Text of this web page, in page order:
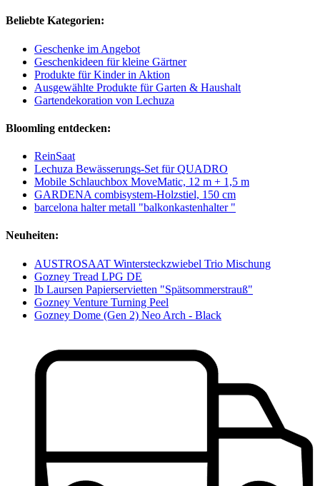
Beliebte Kategorien:
Geschenke im Angebot
Geschenkideen für kleine Gärtner
Produkte für Kinder in Aktion
Ausgewählte Produkte für Garten & Haushalt
Gartendekoration von Lechuza
Bloomling entdecken:
ReinSaat
Lechuza Bewässerungs-Set für QUADRO
Mobile Schlauchbox MoveMatic, 12 m + 1,5 m
GARDENA combisystem-Holzstiel, 150 cm
barcelona halter metall "balkonkastenhalter "
Neuheiten:
AUSTROSAAT Wintersteckzwiebel Trio Mischung
Gozney Tread LPG DE
Ib Laursen Papierservietten "Spätsommerstrauß"
Gozney Venture Turning Peel
Gozney Dome (Gen 2) Neo Arch - Black